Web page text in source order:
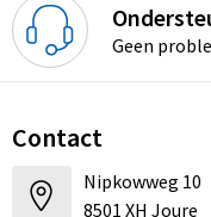
Geen
Contact
Nipkowweg 10
8501 XH Joure